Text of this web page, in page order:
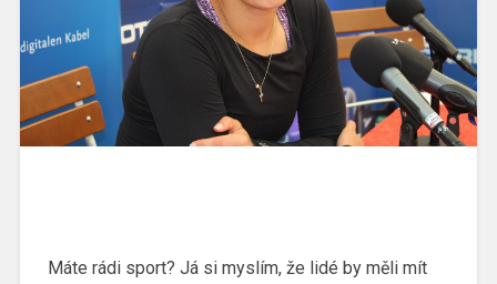
Máte rádi sport? Já si myslím, že lidé by měli mít